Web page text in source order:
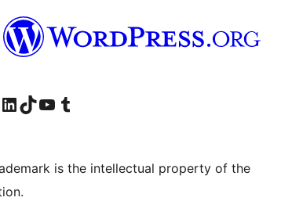
konto
Besøk vår LinkedIn-konto
Visit our TikTok account
Visit our YouTube channel
Visit our Tumblr account
is the intellectual property of the